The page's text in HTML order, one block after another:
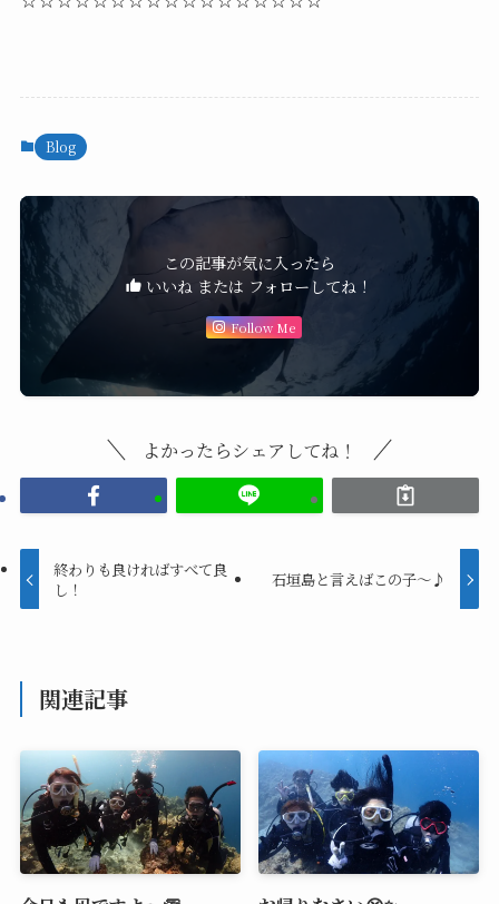
Blog
この記事が気に入ったら
いいね または フォローしてね！
Follow Me
よかったらシェアしてね！
終わりも良ければすべて良
し！
石垣島と言えばこの子～♪
関連記事